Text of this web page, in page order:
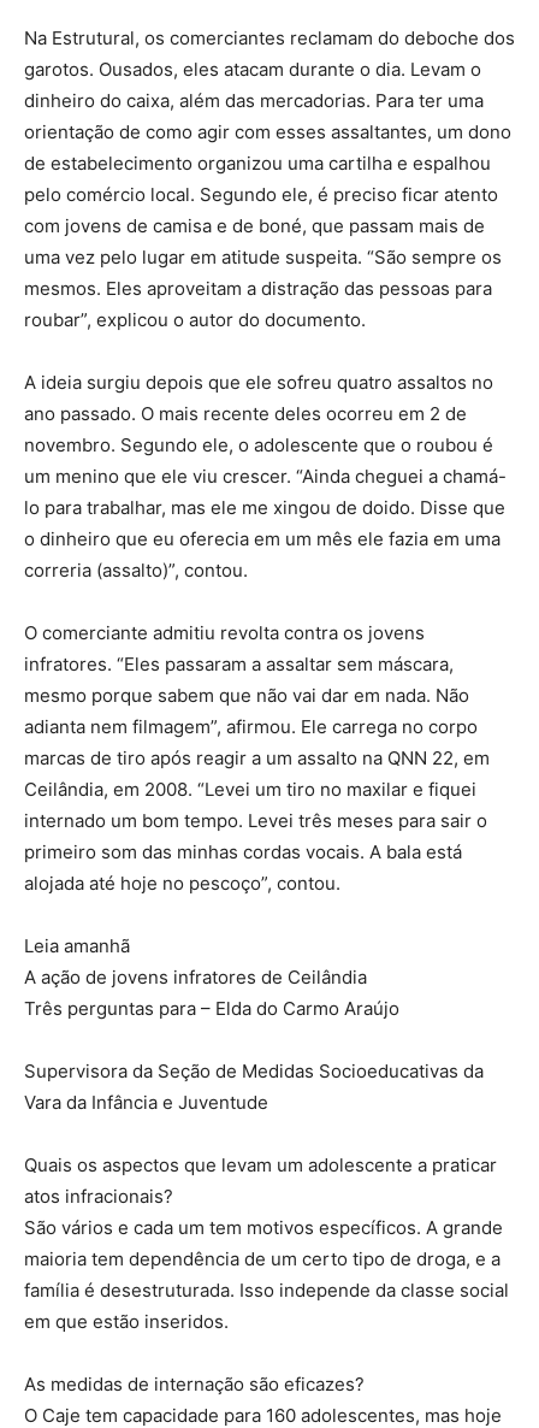
Na Estrutural, os comerciantes reclamam do deboche dos
garotos. Ousados, eles atacam durante o dia. Levam o
dinheiro do caixa, além das mercadorias. Para ter uma
orientação de como agir com esses assaltantes, um dono
de estabelecimento organizou uma cartilha e espalhou
pelo comércio local. Segundo ele, é preciso ficar atento
com jovens de camisa e de boné, que passam mais de
uma vez pelo lugar em atitude suspeita. “São sempre os
mesmos. Eles aproveitam a distração das pessoas para
roubar”, explicou o autor do documento.
A ideia surgiu depois que ele sofreu quatro assaltos no
ano passado. O mais recente deles ocorreu em 2 de
novembro. Segundo ele, o adolescente que o roubou é
um menino que ele viu crescer. “Ainda cheguei a chamá-
lo para trabalhar, mas ele me xingou de doido. Disse que
o dinheiro que eu oferecia em um mês ele fazia em uma
correria (assalto)”, contou.
O comerciante admitiu revolta contra os jovens
infratores. “Eles passaram a assaltar sem máscara,
mesmo porque sabem que não vai dar em nada. Não
adianta nem filmagem”, afirmou. Ele carrega no corpo
marcas de tiro após reagir a um assalto na QNN 22, em
Ceilândia, em 2008. “Levei um tiro no maxilar e fiquei
internado um bom tempo. Levei três meses para sair o
primeiro som das minhas cordas vocais. A bala está
alojada até hoje no pescoço”, contou.
Leia amanhã
A ação de jovens infratores de Ceilândia
Três perguntas para – Elda do Carmo Araújo
Supervisora da Seção de Medidas Socioeducativas da
Vara da Infância e Juventude
Quais os aspectos que levam um adolescente a praticar
atos infracionais?
São vários e cada um tem motivos específicos. A grande
maioria tem dependência de um certo tipo de droga, e a
família é desestruturada. Isso independe da classe social
em que estão inseridos.
As medidas de internação são eficazes?
O Caje tem capacidade para 160 adolescentes, mas hoje